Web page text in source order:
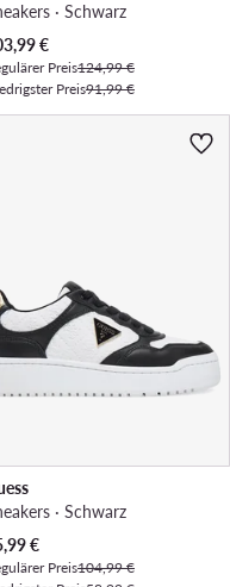
· Schwarz
Preis
€
Preis124,99 €
Preis91,99 €
· Schwarz
Preis
€
Preis104,99 €